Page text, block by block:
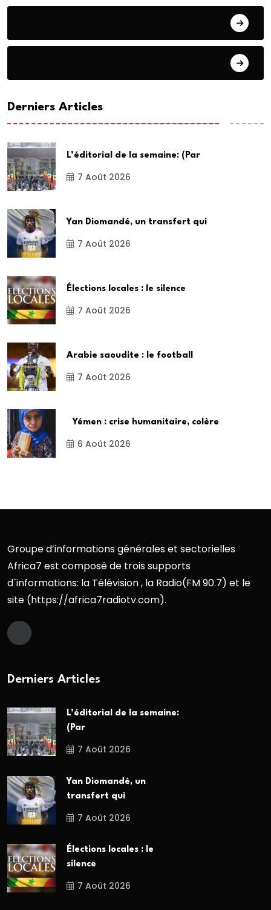
Derniers Articles
L’éditorial de la semaine: (Par
7 Août 2026
Yan Diomandé, un transfert qui
7 Août 2026
Élections locales : le silence
7 Août 2026
Arabie saoudite : le football
7 Août 2026
Yémen : crise humanitaire, colère
6 Août 2026
Groupe d’informations générales et sectorielles
Africa7 est composé de trois supports
d`informations: la Télévision , la Radio(FM 90.7) et le
site (https://africa7radiotv.com).
Derniers Articles
L’éditorial de la semaine:
(Par
7 Août 2026
Yan Diomandé, un
transfert qui
7 Août 2026
Élections locales : le
silence
7 Août 2026